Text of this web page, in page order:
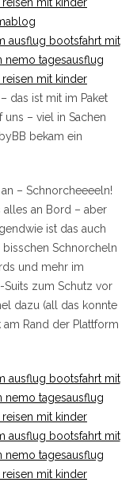
das ist mit im Paket
uns – viel in Sachen
bekam ein
– Schnorcheeeeln!
alles an Bord – aber
ist das auch
Schnorcheln
und mehr im
Suits zum Schutz vor
dazu (all das konnte
Rand der Plattform